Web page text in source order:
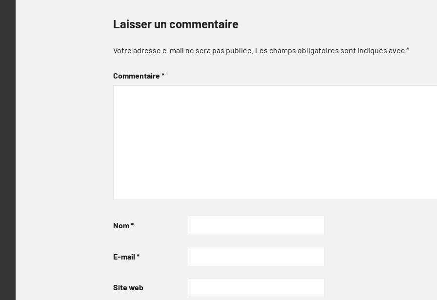
Laisser un commentaire
Votre adresse e-mail ne sera pas publiée. Les champs obligatoires sont indiqués avec*
Commentaire*
Nom*
E-mail *
Site web